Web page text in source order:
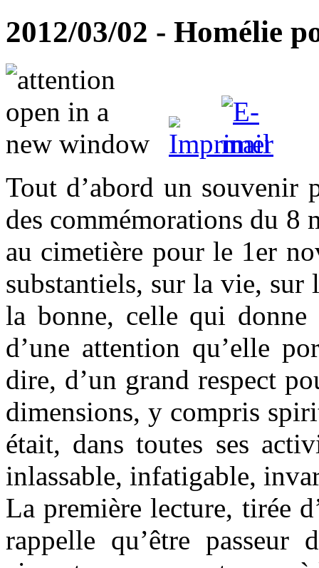
2012/03/02 - Homélie
Tout d’abord un souvenir
des commémorations du 8
au cimetière pour le 1er
substantiels, sur la vie, sur
la bonne, celle qui donne
d’une attention qu’elle
dire, d’un grand respect
dimensions, y compris
était, dans toutes ses
inlassable, infatigable,
La première lecture, tirée
rappelle qu’être passeur